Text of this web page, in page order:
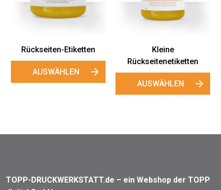
Rückseiten-Etiketten
AUSWÄHLEN
Kleine
Rückseitenetiketten
AUSWÄHLEN
TOPP-DRUCKWERKSTATT.de – ein Webshop der TOPP